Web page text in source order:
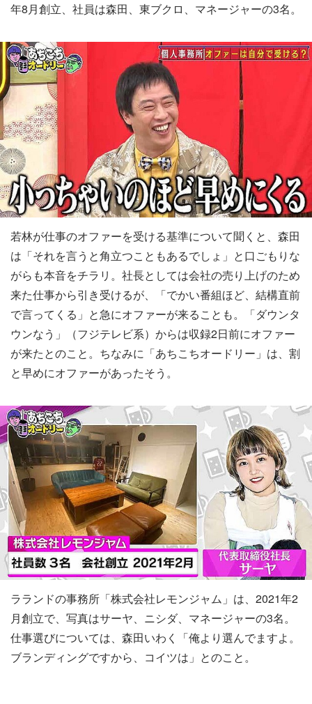
年8月創立、社員は森田、東ブクロ、マネージャーの3名。
若林が仕事のオファーを受ける基準について聞くと、森田
は「それを言うと角立つこともあるでしょ」と口ごもりな
がらも本音をチラリ。社長としては会社の売り上げのため
来た仕事から引き受けるが、「でかい番組ほど、結構直前
で言ってくる」と急にオファーが来ることも。「ダウンタ
ウンなう」（フジテレビ系）からは収録2日前にオファー
が来たとのこと。ちなみに「あちこちオードリー」は、割
と早めにオファーがあったそう。
ラランドの事務所「株式会社レモンジャム」は、2021年2
月創立で、写真はサーヤ、ニシダ、マネージャーの3名。
仕事選びについては、森田いわく「俺より選んでますよ。
ブランディングですから、コイツは」とのこと。